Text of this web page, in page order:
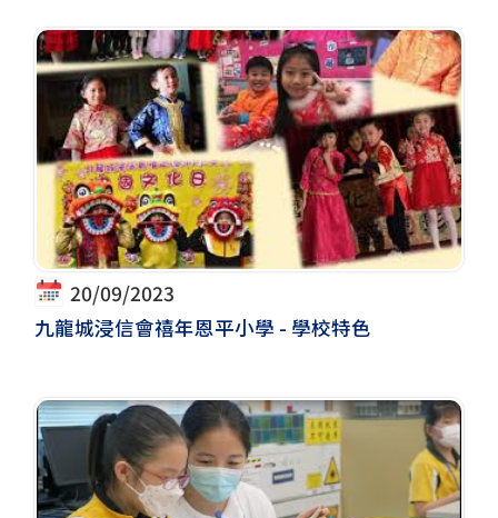
20/09/2023
九龍城浸信會禧年恩平小學 - 學校特色